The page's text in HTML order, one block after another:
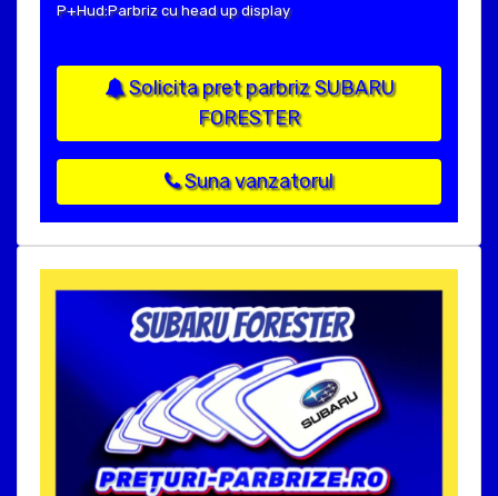
P+Hud:Parbriz cu head up display
Solicita pret parbriz SUBARU
FORESTER
Suna vanzatorul